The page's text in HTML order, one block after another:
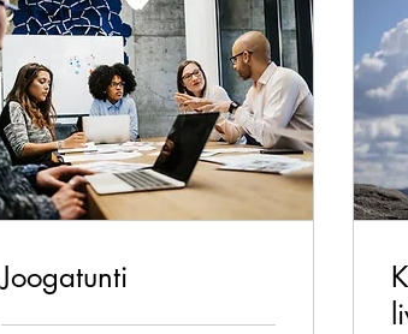
Joogatunti